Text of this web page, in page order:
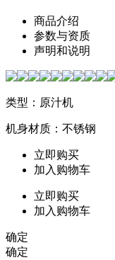
商品介绍
参数与资质
声明和说明
类型：原汁机
机身材质：不锈钢
立即购买
加入购物车
立即购买
加入购物车
确定
确定